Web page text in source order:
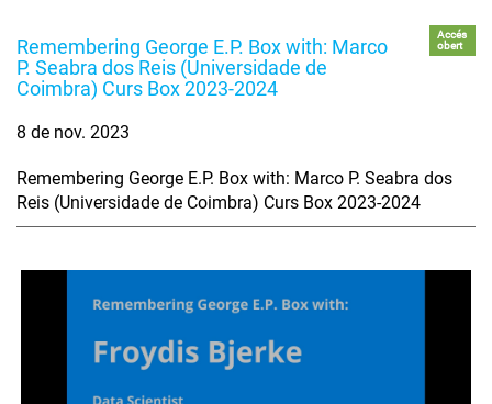
Remembering George E.P. Box with: Marco
P. Seabra dos Reis (Universidade de
Coimbra) Curs Box 2023-2024
Accés
obert
8 de nov. 2023
Remembering George E.P. Box with: Marco P. Seabra dos
Reis (Universidade de Coimbra) Curs Box 2023-2024